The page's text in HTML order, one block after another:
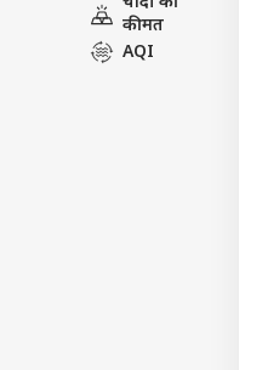
कीमत
AQI